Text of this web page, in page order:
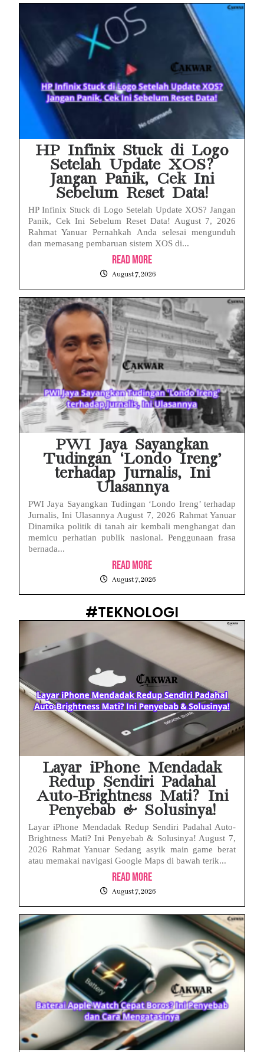
HP Infinix Stuck di Logo
Setelah Update XOS?
Jangan Panik, Cek Ini
Sebelum Reset Data!
HP Infinix Stuck di Logo Setelah Update XOS? Jangan
Panik, Cek Ini Sebelum Reset Data! August 7, 2026
Rahmat Yanuar Pernahkah Anda selesai mengunduh
dan memasang pembaruan sistem XOS di...
Read More
August 7, 2026
PWI Jaya Sayangkan
Tudingan ‘Londo Ireng’
terhadap Jurnalis, Ini
Ulasannya
PWI Jaya Sayangkan Tudingan ‘Londo Ireng’ terhadap
Jurnalis, Ini Ulasannya August 7, 2026 Rahmat Yanuar
Dinamika politik di tanah air kembali menghangat dan
memicu perhatian publik nasional. Penggunaan frasa
bernada...
Read More
August 7, 2026
#TEKNOLOGI
Layar iPhone Mendadak
Redup Sendiri Padahal
Auto-Brightness Mati? Ini
Penyebab & Solusinya!
Layar iPhone Mendadak Redup Sendiri Padahal Auto-
Brightness Mati? Ini Penyebab & Solusinya! August 7,
2026 Rahmat Yanuar Sedang asyik main game berat
atau memakai navigasi Google Maps di bawah terik...
Read More
August 7, 2026